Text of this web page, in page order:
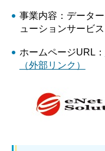
事業内容：データ
ューションサービス
ホームページURL：
（外部リンク）